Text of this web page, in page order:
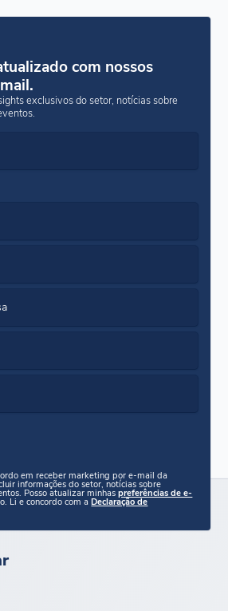
com nossos
exclusivos do setor, notícias sobre
em receber marketing por e-mail da
informações do setor, notícias sobre
Posso atualizar minhaspreferências de e-
Li e concordo com aDeclaração de